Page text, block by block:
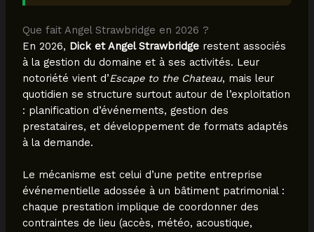
Que fait Angel Strawbridge en 2026 ?
En 2026, Dick et Angel Strawbridgerestent associés
à la gestion du domaine et à ses activités. Leur
notoriété vient d’Escape to the Chateau, mais leur
quotidien se structure surtout autour de l’exploitation
: planification d’événements, gestion des
prestataires, et développement de formats adaptés
à la demande.
Le mécanisme est celui d’une petite entreprise
événementielle adossée à un bâtiment patrimonial :
chaque prestation implique de coordonner des
contraintes de lieu (accès, météo, acoustique,